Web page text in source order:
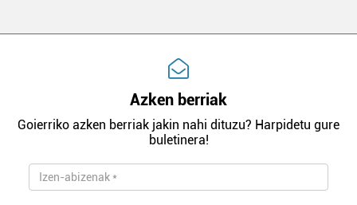
Azken berriak
Goierriko azken berriak jakin nahi dituzu? Harpidetu gure
buletinera!